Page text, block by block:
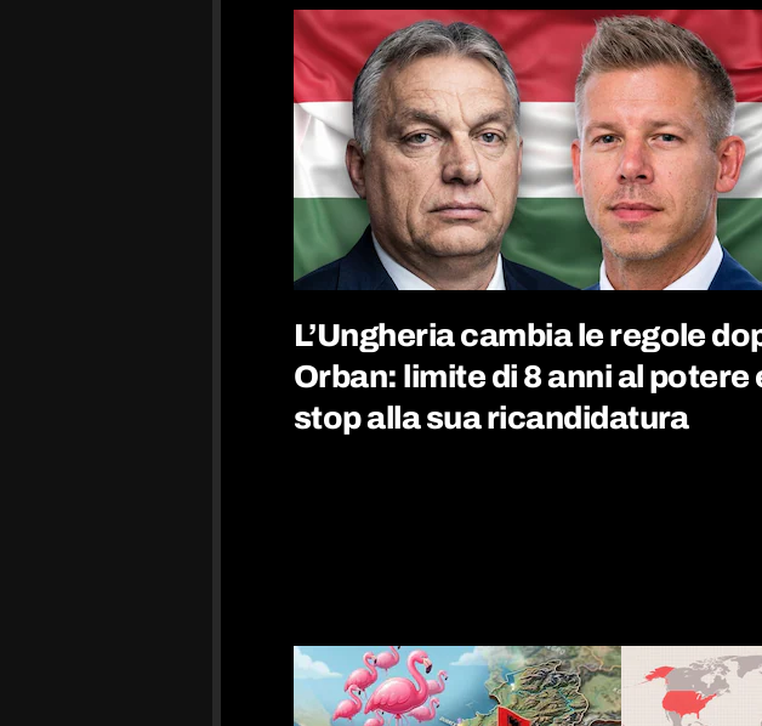
L’Ungheria cambia le regole
Orban: limite di 8 anni al potere
stop alla sua ricandidatura